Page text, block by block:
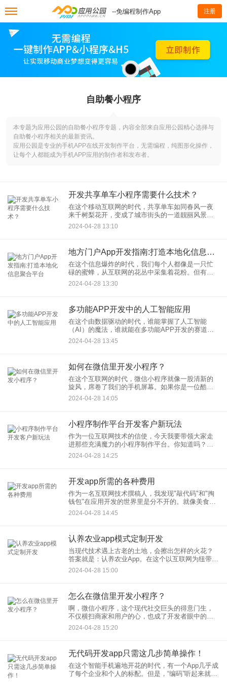
--免编程制作App 注册
自助餐小程序
本专题为应用公园的自助餐小程序专题，内容全部来自应用公园精心选择与
自助餐小程序相关的最新资讯。
应用公园是专业的手机APP在线开发制作平台，无需编程，纯图形化操作，
让每个人都能成为手机APP应用的制作者和发布者。
开发共享单车小程序需要什么技术？
在这个移动互联网的时代，共享单车如同春风一夜
来千树梨花开，变成了城市街头的一道靓丽风景
线。随着共享经济的蓬勃发展，开发一款共享单车
小程序已经成为潮流之选。但你知道，在这背后隐
2024-04-28 13:10
地方门户App开发指南:打造本地化信息聚合平台
在这个信息爆炸的时代，我们每个人都像是一只忙
碌的蜜蜂，从互联网的花丛中采集着花粉。但有时
候，我们更需要的是那些贴近生活、服务于本地的
花朵。这就是地方门户App发光发热的地方，它们提
2024-04-28 13:30
多功能APP开发中的人工智能应用
在这个由数据驱动的时代，谁能掌握了人工智能
（AI）的魔法，谁就能在多功能APP开发的赛道上
抢得先机。把AI集成到App中不仅是一种趋势，更是
一场技术的革命。今天，就让我带你一探究竟，如
2024-04-28 13:45
如何在微信里开发小程序？
在这个互联网的时代，微信小程序就像一股清新的
旋风，席卷了我们的手机屏幕。如果你是一位酷爱
技术的小伙伴，想要在这片肥沃的数字土地上种下
自己的创意，那么跟着我，一起探索如何在微信里
2024-04-28 14:05
小程序制作平台开发客户新玩法
作为一位互联网技术的信使，今天我要带领大家走
进那些充满魔力的小程序制作平台。你知道吗？这
些平台不仅让代码不再是高不可攀的象牙塔，还为
小程序客户开辟了前所未有的新天地。让我们一起
2024-04-28 14:25
开发app所需的各种费用
作为一名互联网技术撰稿人，我发现"敲代码"和"掏
钱包"在应用开发的世界里是分不开的。就像美食不
能缺了调料，开发APP自然也离不开一系列的费
用。今天，我们就来聊聊那些在APP开发过程中不
2024-04-28 14:45
认养农业app模式定制开发
当现代技术遇上古老的土地，会擦出怎样的火花？
答案就是：认养农业App。在这个以互联网为纽带的
时代，我们可以不出远门，就实现对那片绿油油稻
田的“拥有”。我作为一个沉浸在互联网海洋里的文字
2024-04-28 15:00
怎么在微信里开发小程序？
啊，微信小程序，这个现代社交巨头的得意门生，
不仅横扫商家和用户的心，也成了开发者眼中的新
宠。咱作为一名互联网文章老司机，今天就来跟您
聊聊，在微信里怎么开发小程序。嗯，就是那种打
2024-04-28 15:20
无代码开发app只需这几步简单操作！
在这个智能手机遍地开花的时代，有一个App几乎成
了每个企业和个人的标配。但是，“编码”听起来就像